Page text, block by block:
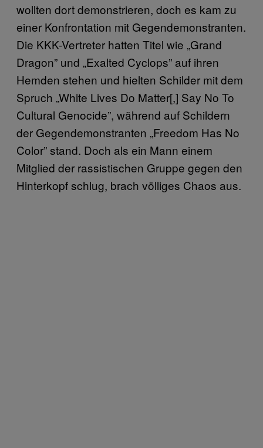
wollten dort demonstrieren, doch es kam zu
einer Konfrontation mit Gegendemonstranten.
Die KKK-Vertreter hatten Titel wie „Grand
Dragon” und „Exalted Cyclops” auf ihren
Hemden stehen und hielten Schilder mit dem
Spruch „White Lives Do Matter[,] Say No To
Cultural Genocide”, während auf Schildern
der Gegendemonstranten „Freedom Has No
Color” stand. Doch als ein Mann einem
Mitglied der rassistischen Gruppe gegen den
Hinterkopf schlug, brach völliges Chaos aus.